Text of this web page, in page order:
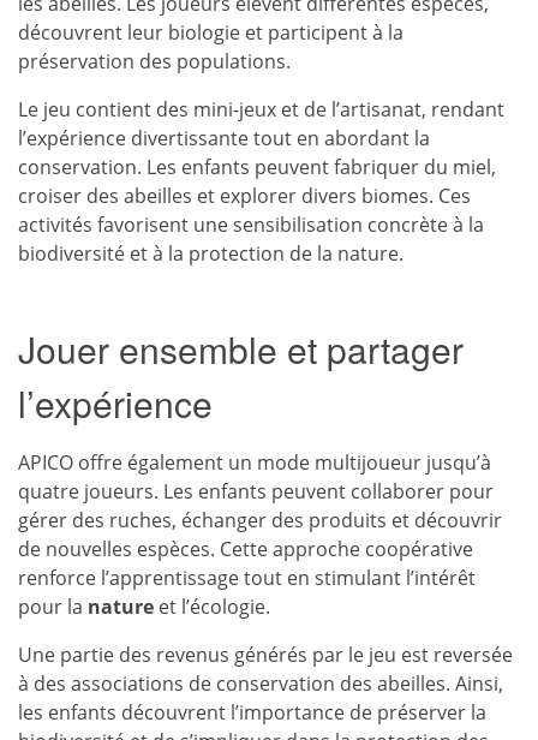
découvrent leur biologie et participent à la
préservation des populations.
Le jeu contient des mini-jeux et de l’artisanat, rendant
l’expérience divertissante tout en abordant la
conservation. Les enfants peuvent fabriquer du miel,
croiser des abeilles et explorer divers biomes. Ces
activités favorisent une sensibilisation concrète à la
biodiversité et à la protection de la nature.
Jouer ensemble et partager
l’expérience
APICO offre également un mode multijoueur jusqu’à
quatre joueurs. Les enfants peuvent collaborer pour
gérer des ruches, échanger des produits et découvrir
de nouvelles espèces. Cette approche coopérative
renforce l’apprentissage tout en stimulant l’intérêt
pour la nature et l’écologie.
Une partie des revenus générés par le jeu est reversée
à des associations de conservation des abeilles. Ainsi,
les enfants découvrent l’importance de préserver la